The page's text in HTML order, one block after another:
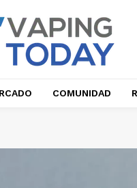
COMUNIDAD